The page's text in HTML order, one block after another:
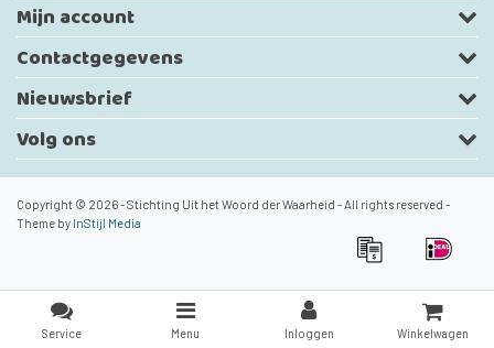
Mijn account
Contactgegevens
Nieuwsbrief
Volg ons
Copyright © 2026 - Stichting Uit het Woord der Waarheid - All rights reserved -
Theme by InStijl Media
Service Menu Inloggen Winkelwagen